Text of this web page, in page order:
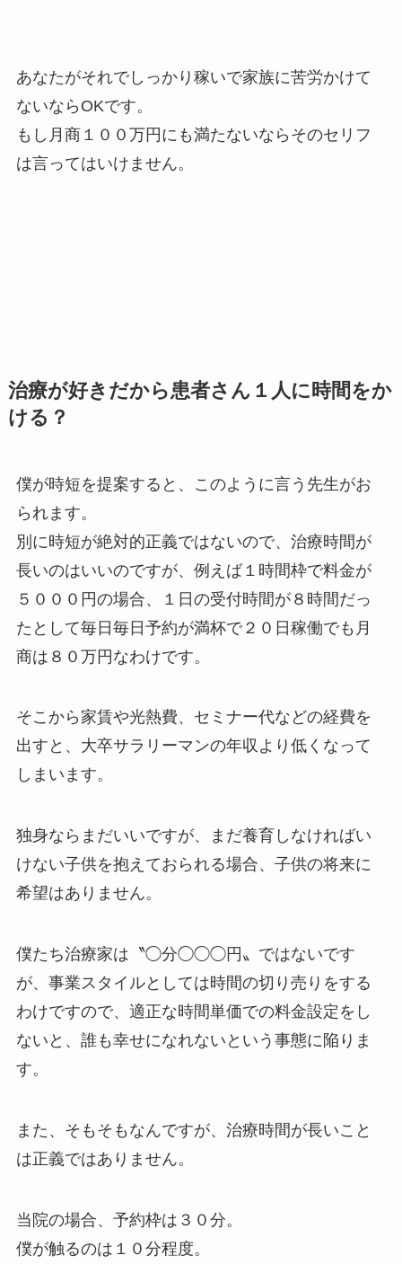
あなたがそれでしっかり稼いで家族に苦労かけて
ないならOKです。
もし月商１００万円にも満たないならそのセリフ
は言ってはいけません。
治療が好きだから患者さん１人に時間をか
ける？
僕が時短を提案すると、このように言う先生がお
られます。
別に時短が絶対的正義ではないので、治療時間が
長いのはいいのですが、例えば１時間枠で料金が
５０００円の場合、１日の受付時間が８時間だっ
たとして毎日毎日予約が満杯で２０日稼働でも月
商は８０万円なわけです。
そこから家賃や光熱費、セミナー代などの経費を
出すと、大卒サラリーマンの年収より低くなって
しまいます。
独身ならまだいいですが、まだ養育しなければい
けない子供を抱えておられる場合、子供の将来に
希望はありません。
僕たち治療家は〝◯分◯◯◯円〟ではないです
が、事業スタイルとしては時間の切り売りをする
わけですので、適正な時間単価での料金設定をし
ないと、誰も幸せになれないという事態に陥りま
す。
また、そもそもなんですが、治療時間が長いこと
は正義ではありません。
当院の場合、予約枠は３０分。
僕が触るのは１０分程度。